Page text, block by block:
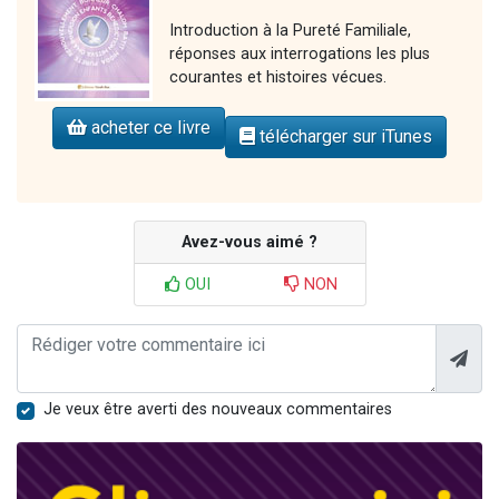
Introduction à la Pureté Familiale,
réponses aux interrogations les plus
courantes et histoires vécues.
acheter ce livre télécharger sur iTunes
Avez-vous aimé ?
OUI NON
Je veux être averti des nouveaux commentaires